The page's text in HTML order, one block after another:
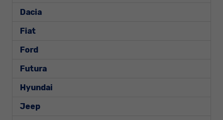
Dacia
Fiat
Ford
Futura
Hyundai
Jeep